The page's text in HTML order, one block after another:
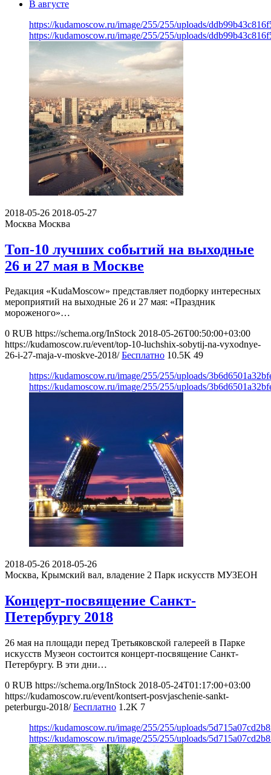
В августе
https://kudamoscow.ru/image/255/255/uploads/
https://kudamoscow.ru/image/255/255/uploads/
2018-05-26 2018-05-27
Москва Москва
Топ-10 лучших событий на выходные
26 и 27 мая в Москве
Редакция «KudaMoscow» представляет подборку интересных
мероприятий на выходные 26 и 27 мая: «Праздник
мороженого»…
0 RUB https://schema.org/InStock 2018-05-26T00:50:00+03:00
https://kudamoscow.ru/event/top-10-luchshix-sobytij-na-vyxodnye-
26-i-27-maja-v-moskve-2018/ Бесплатно 10.5K 49
https://kudamoscow.ru/image/255/255/uploads/
https://kudamoscow.ru/image/255/255/uploads/
2018-05-26 2018-05-26
Москва, Крымский вал, владение 2 Парк искусств МУЗЕОН
Концерт-посвящение Санкт-
Петербургу 2018
26 мая на площади перед Третьяковской галереей в Парке
искусств Музеон состоится концерт-посвящение Санкт-
Петербургу. В эти дни…
0 RUB https://schema.org/InStock 2018-05-24T01:17:00+03:00
https://kudamoscow.ru/event/kontsert-posvjaschenie-sankt-
peterburgu-2018/ Бесплатно 1.2K 7
https://kudamoscow.ru/image/255/255/uploads/
https://kudamoscow.ru/image/255/255/uploads/